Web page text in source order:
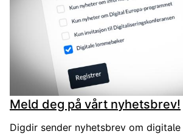
Meld deg på vårt nyhetsbrev!
Digdir sender nyhetsbrev om